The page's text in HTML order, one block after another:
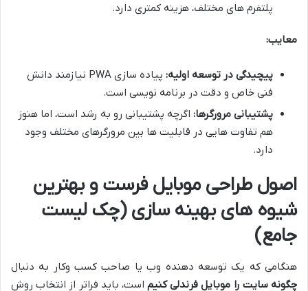
پلتفرم های مختلف، هزینه کمتری دارد.
معایب:
پیچیدگی در توسعه اولیه:
پیاده سازی PWA نیازمند دانش
فنی خاص و دقت در برنامه نویسی است.
پشتیبانی مرورگرها: اگرچه پشتیبانی رو به رشد است، اما هنوز
هم تفاوت هایی در قابلیت ها بین مرورگرهای مختلف وجود
دارد.
اصول طراحی موبایل فرست و بهترین
شیوه های بهینه سازی (چک لیست
جامع)
هنگامی که یک توسعه دهنده وب یا صاحب کسب وکار به دنبال
چگونه سایت را موبایل فرندلی کنیماست، باید فراتر از انتخاب روش